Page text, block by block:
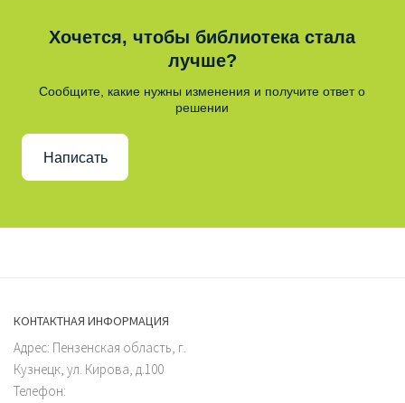
Хочется, чтобы библиотека стала
лучше?
Сообщите, какие нужны изменения и получите ответ о
решении
Написать
КОНТАКТНАЯ ИНФОРМАЦИЯ
Адрес: Пензенская область, г.
Кузнецк, ул. Кирова, д.100
Телефон: